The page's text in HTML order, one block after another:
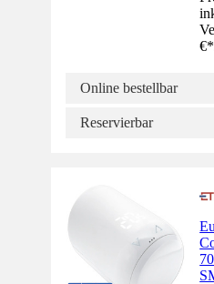
€*
Online bestellbar
Reservierbar